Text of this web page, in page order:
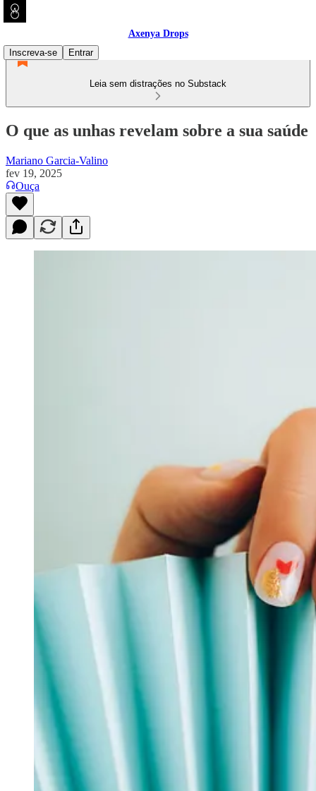
Axenya Drops
Inscreva-se
Entrar
Leia sem distrações no Substack
O que as unhas revelam sobre a sua saúde
Mariano Garcia-Valino
fev 19, 2025
Ouça